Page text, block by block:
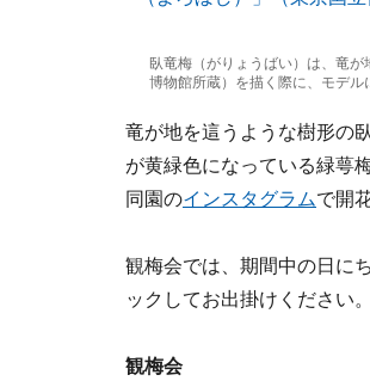
臥竜梅（がりょうばい）は、竜
博物館所蔵）を描く際に、モデル
竜が地を這うような樹形の
が黄緑色になっている緑萼
同園のインスタグラムで開
観梅会では、期間中の日に
ックしてお出掛けください。
観梅会